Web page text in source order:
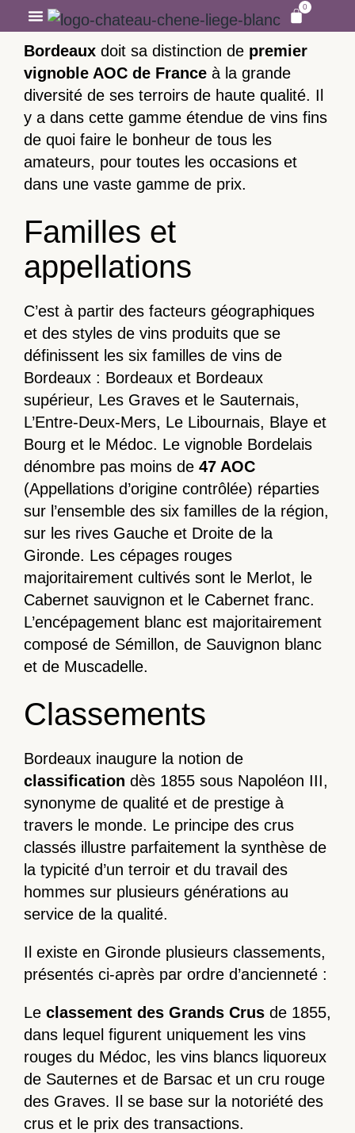
0
Bordeaux doit sa distinction de premier
vignoble AOC de France à la grande
diversité de ses terroirs de haute qualité. Il
y a dans cette gamme étendue de vins fins
de quoi faire le bonheur de tous les
amateurs, pour toutes les occasions et
dans une vaste gamme de prix.
Familles et
appellations
C’est à partir des facteurs géographiques
et des styles de vins produits que se
définissent les six familles de vins de
Bordeaux : Bordeaux et Bordeaux
supérieur, Les Graves et le Sauternais,
L’Entre-Deux-Mers, Le Libournais, Blaye et
Bourg et le Médoc. Le vignoble Bordelais
dénombre pas moins de 47 AOC
(Appellations d’origine contrôlée) réparties
sur l’ensemble des six familles de la région,
sur les rives Gauche et Droite de la
Gironde. Les cépages rouges
majoritairement cultivés sont le Merlot, le
Cabernet sauvignon et le Cabernet franc.
L’encépagement blanc est majoritairement
composé de Sémillon, de Sauvignon blanc
et de Muscadelle.
Classements
Bordeaux inaugure la notion de
classification dès 1855 sous Napoléon III,
synonyme de qualité et de prestige à
travers le monde. Le principe des crus
classés illustre parfaitement la synthèse de
la typicité d’un terroir et du travail des
hommes sur plusieurs générations au
service de la qualité.
Il existe en Gironde plusieurs classements,
présentés ci-après par ordre d’ancienneté :
Le classement des Grands Crus de 1855,
dans lequel figurent uniquement les vins
rouges du Médoc, les vins blancs liquoreux
de Sauternes et de Barsac et un cru rouge
des Graves. Il se base sur la notoriété des
crus et le prix des transactions.